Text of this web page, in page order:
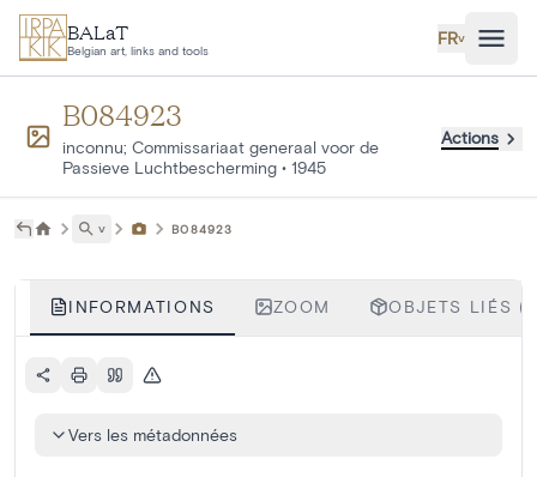
Aller au contenu principal
BALaT
Belgian art, links and tools
FR˅
B084923
inconnu; Commissariaat generaal voor de
Passieve Luchtbescherming • 1945
Actions
˅ B084923
INFORMATIONS ZOOM OBJETS LIÉS
Vers les métadonnées